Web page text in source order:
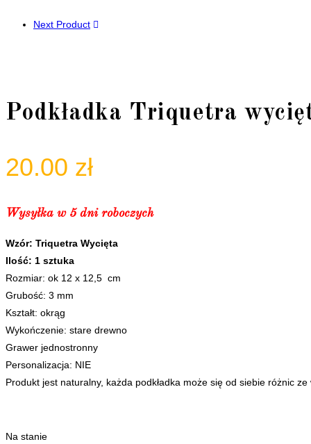
Next Product
Podkładka Triquetra
20.00 zł
Wysyłka w 5 dni roboczych
Wzór: Triquetra Wycięta
Ilość: 1 sztuka
Rozmiar: ok 12 x 12,5 cm
Grubość: 3 mm
Kształt: okrąg
Wykończenie: stare drewno
Grawer jednostronny
Personalizacja: NIE
Produkt jest naturalny, każda podkładka może się od siebie różnic
Na stanie